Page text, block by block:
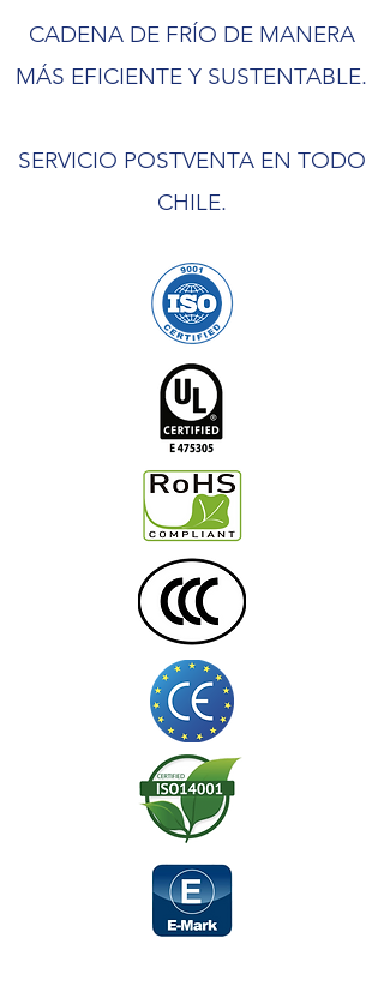
CADENA DE FRÍO DE MANERA
MÁS EFICIENTE Y SUSTENTABLE.
SERVICIO POSTVENTA EN TODO
CHILE.